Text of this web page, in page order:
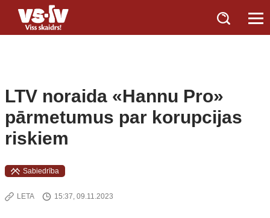
LTV noraida «Hannu Pro»
pārmetumus par korupcijas
riskiem
Sabiedrība
LETA 15:37, 09.11.2023